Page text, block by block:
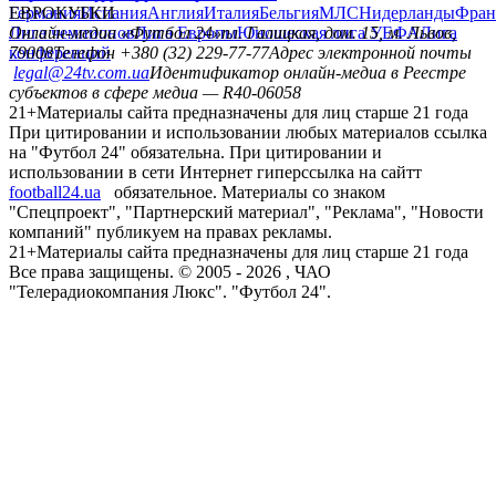
ГерманияИспанияАнглияИталияБельгияМЛСНидерланды
ЕВРОКУБКИ
Лига чемпионовЛига ЕвропыЮношеская лига УЕФАЛига
конференций
Онлайн-медиа «Футбол 24»пл. Галицкая, дом. 15, м. Львов,
79008Телефон +380 (32) 229-77-77Адрес электронной почты
legal@24tv.com.uaИдентификатор онлайн-медиа в Реестре
субъектов в сфере медиа — R40-06058
21+Материалы сайта предназначены для лиц старше 21 года
При цитировании и использовании любых материалов ссылка
на "Футбол 24" обязательна. При цитировании и
использовании в сети Интернет гиперссылка на сайтт
football24.ua
обязательное. Материалы со знаком
"Спецпроект", "Партнерский материал", "Реклама", "Новости
компаний" публикуем на правах рекламы.
21+Материалы сайта предназначены для лиц старше 21 года
Все права защищены. © 2005 - 2026 , ЧАО
"Телерадиокомпания Люкс". "Футбол 24".